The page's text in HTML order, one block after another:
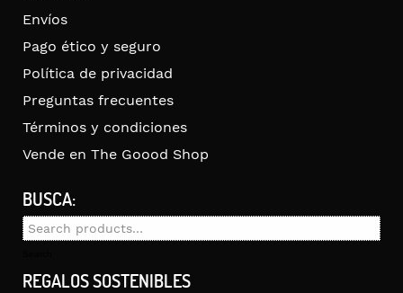
Envíos
Pago ético y seguro
Política de privacidad
Preguntas frecuentes
Términos y condiciones
Vende en The Goood Shop
BUSCA:
Search
REGALOS SOSTENIBLES